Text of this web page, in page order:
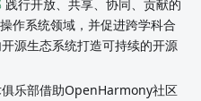
践行开放、共享、协同、贡献的
作系统领域，并促进跨学科合
源生态系统打造可持续的开源
乐部借助OpenHarmony社区